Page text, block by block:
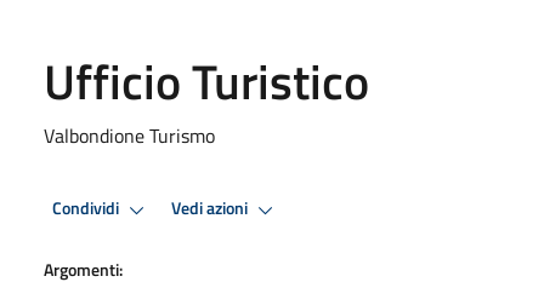
Ufficio Turistico
Valbondione Turismo
Condividi Vedi azioni
Argomenti: